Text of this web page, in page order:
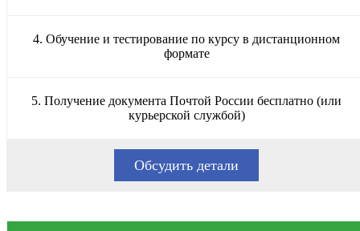
4. Обучение и тестирование по курсу в дистанционном
формате
5. Получение документа Почтой России бесплатно (или
курьерской службой)
Обсудить детали